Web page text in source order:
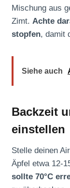
Mischung aus
Zimt. Achte
stopfen, damit
Siehe auch
Backzeit
einstellen
Stelle deinen
Äpfel etwa 12-
sollte 70°C